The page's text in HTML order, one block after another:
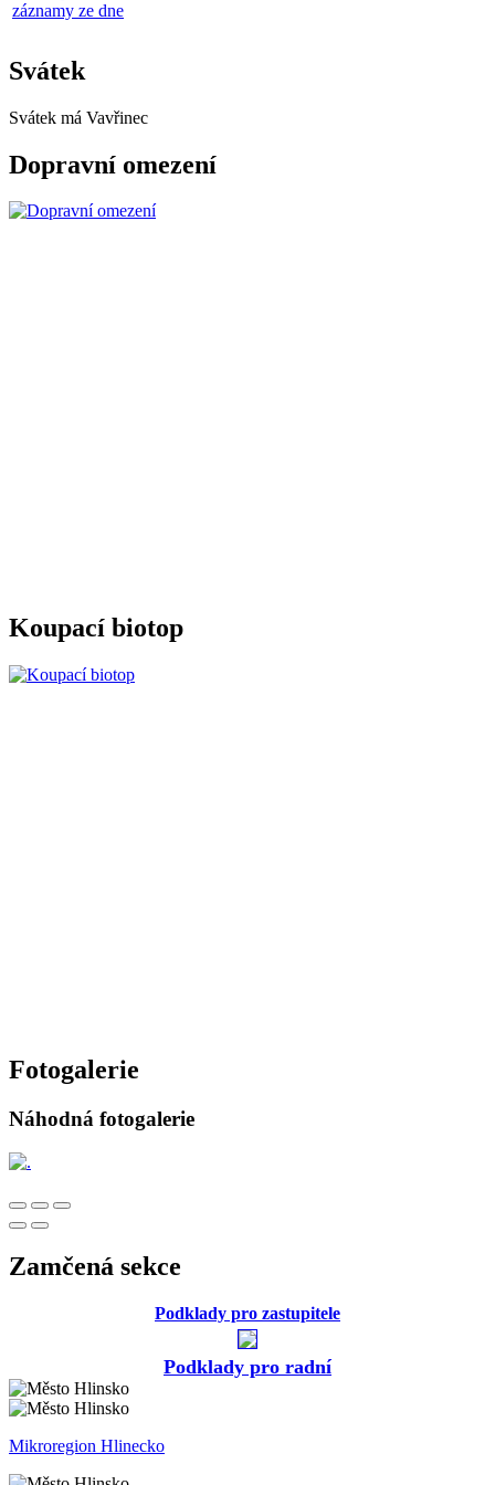
záznamy ze dne
Svátek
Svátek má Vavřinec
Dopravní omezení
Koupací biotop
Fotogalerie
Náhodná fotogalerie
Zamčená sekce
Podklady pro zastupitele
Podklady pro radní
Mikroregion Hlinecko